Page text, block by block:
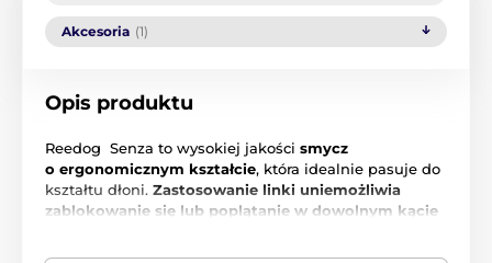
Akcesoria (1)
Opis produktu
Reedog Senza to wysokiej jakości smycz
o ergonomicznym kształcie, która idealnie pasuje do
kształtu dłoni. Zastosowanie linki uniemożliwia
zablokowanie się lub poplątanie w dowolnym kącie